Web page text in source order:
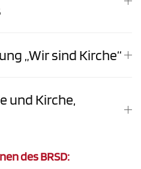
„Wir sind Kirche“
und Kirche,
des BRSD: